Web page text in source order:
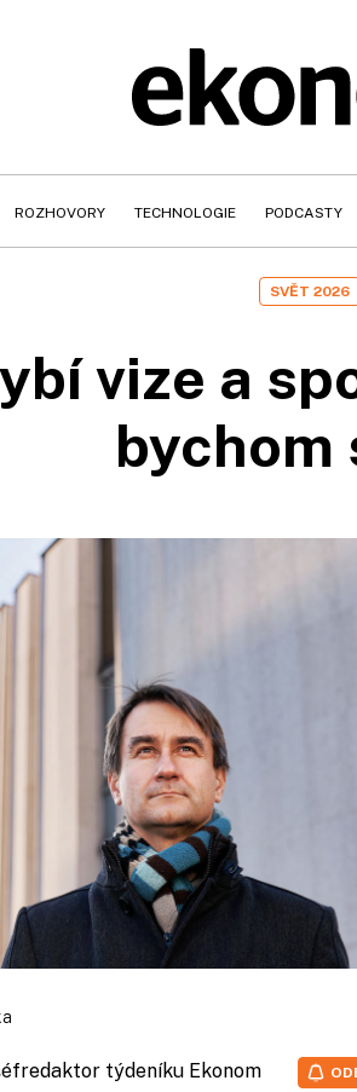
ROZHOVORY TECHNOLOGIE PODCASTY
SVĚT 2026
vize a
bychom
týdeníku Ekonom